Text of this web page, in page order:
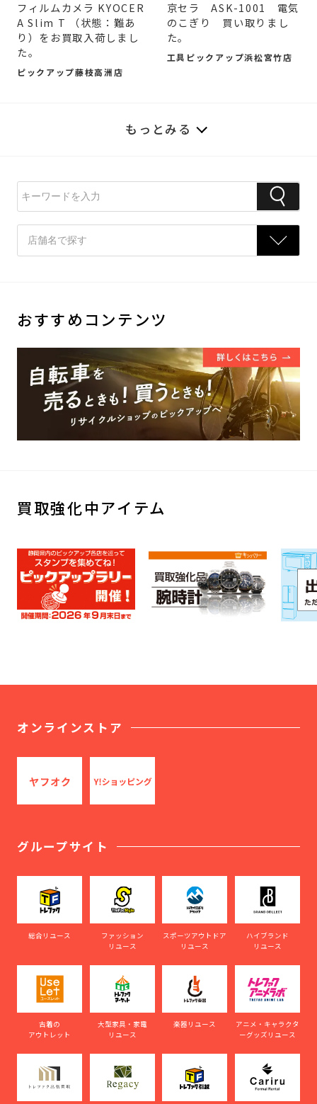
フィルムカメラ KYOCER
A Slim T （状態：難あ
り）をお買取入荷しまし
た。
ピックアップ藤枝高洲店
京セラ ASK-1001 電気
のこぎり 買い取りまし
た。
工具ピックアップ浜松宮竹店
もっとみる
おすすめコンテンツ
買取強化中アイテム
オンラインストア
グループサイト
総合リユース
ファッション
リユース
スポーツアウトドア
リユース
ハイブランド
リユース
古着の
アウトレット
大型家具・家電
リユース
楽器リユース
アニメ・キャラクタ
ーグッズリユース